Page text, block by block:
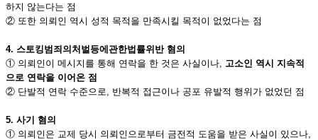
하지 않는다는 점
② 또한 의뢰인 역시 성적 목적을 만족시킬 목적이 없었다는 점
4. 스토킹범죄의처벌등에관한법률위반 혐의
① 의뢰인이 메시지를 통해 연락을 한 것은 사실이나,
고소인 역시 지속적
으로 연락을 이어온 점
② 단발적 연락 수준으로, 반복적 접근이나 공포 유발적 행위가 없었던 점
5. 사기 혐의
① 의뢰인은 교제 당시 의뢰인으로부터 금전적 도움을 받은 사실이 있으나,